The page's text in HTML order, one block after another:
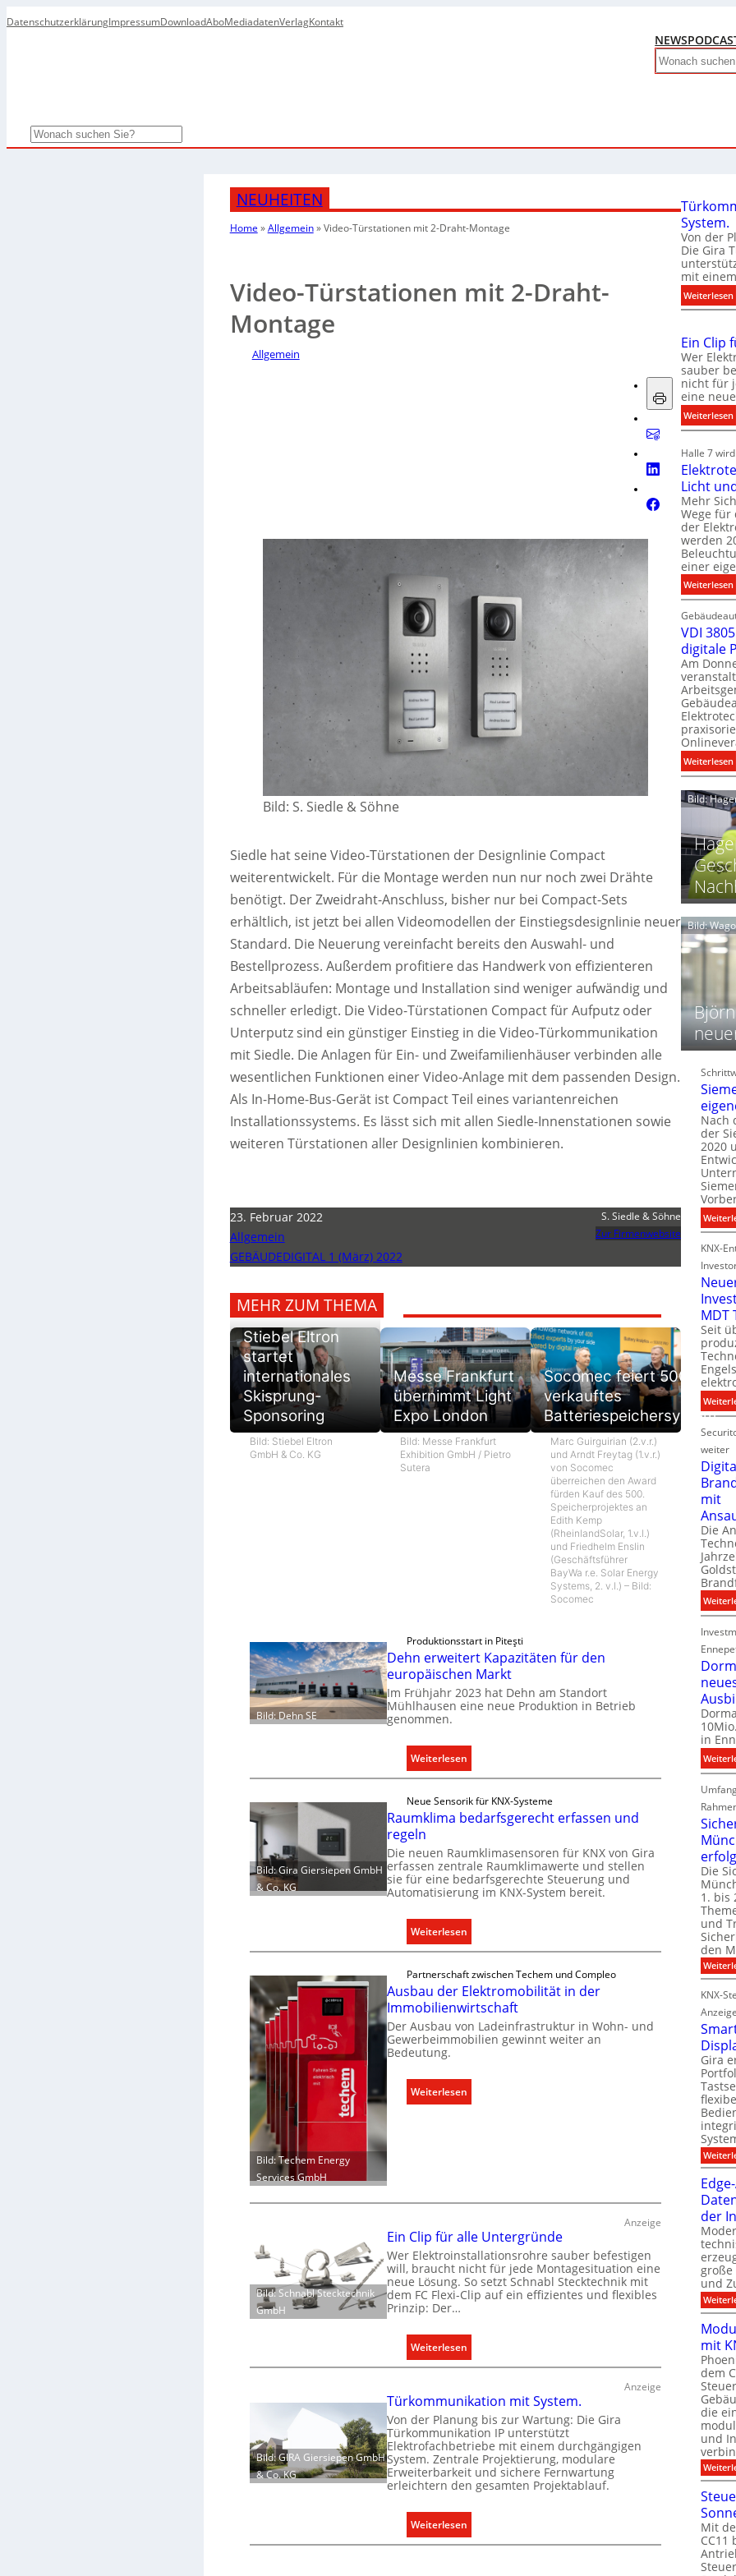
DatenschutzerklärungImpressumDownloadAboMediadatenVerlagKontakt
NEWS
Search
Search
NEUHEITEN
Home »Allgemein»Video-Türstationen mit 2-Draht-Montage
Video-Türstationen mit 2-Draht-
Montage
Allgemein
Bild: S. Siedle & Söhne
Siedle hat seine Video-Türstationen der Designlinie Compact
weiterentwickelt. Für die Montage werden nun nur noch zwei Drähte
benötigt. Der Zweidraht-Anschluss, bisher nur bei Compact-Sets
erhältlich, ist jetzt bei allen Videomodellen der Einstiegsdesignlinie neuer
Standard. Die Neuerung vereinfacht bereits den Auswahl- und
Bestellprozess. Außerdem profitiere das Handwerk von effizienteren
Arbeitsabläufen: Montage und Installation sind weniger aufwändig und
schneller erledigt. Die Video-Türstationen Compact für Aufputz oder
Unterputz sind ein günstiger Einstieg in die Video-Türkommunikation
mit Siedle. Die Anlagen für Ein- und Zweifamilienhäuser verbinden alle
wesentlichen Funktionen einer Video-Anlage mit dem passenden Design.
Als In-Home-Bus-Gerät ist Compact Teil eines variantenreichen
Installationssystems. Es lässt sich mit allen Siedle-Innenstationen sowie
weiteren Türstationen aller Designlinien kombinieren.
23. Februar 2022
Allgemein
GEBÄUDEDIGITAL 1 (März) 2022
S. Siedle & Söhne
Zur Firmenwebsite
MEHR ZUM THEMA
Stiebel Eltron
startet
internationales
Skisprung-
Sponsoring
Bild: Stiebel Eltron
GmbH & Co. KG
Messe Frankfurt
übernimmt Light
Expo London
Bild: Messe Frankfurt
Exhibition GmbH / Pietro
Sutera
Socomec feiert 500.
verkauftes
Batteriespeichersystem
Marc Guirguirian (2.v.r.)
und Arndt Freytag (1.v.r.)
von Socomec
überreichen den Award
fürden Kauf des 500.
Speicherprojektes an
Edith Kemp
(RheinlandSolar, 1.v.l.)
und Friedhelm Enslin
(Geschäftsführer
BayWa r.e. Solar Energy
Systems, 2. v.l.) – Bild:
Socomec
Bild: Dehn SE
Produktionsstart in Piteşti
Dehn erweitert Kapazitäten für den
europäischen Markt
Im Frühjahr 2023 hat Dehn am Standort
Mühlhausen eine neue Produktion in Betrieb
genommen.
Weiterlesen:
D
h
n
r
w
e
t
e
t
K
a
p
t
ü
d
e
n
e
o
p
i
c
h
e
n
a
Bild: Gira Giersiepen GmbH
& Co. KG
Neue Sensorik für KNX-Systeme
Raumklima bedarfsgerecht erfassen und
regeln
Die neuen Raumklimasensoren für KNX von Gira
erfassen zentrale Raumklimawerte und stellen
sie für eine bedarfsgerechte Steuerung und
Automatisierung im KNX-System bereit.
Weiterlesen:
R
u
m
k
l
b
s
e
r
e
c
e
r
a
s
e
n
u
r
Bild: Techem Energy
Services GmbH
Partnerschaft zwischen Techem und Compleo
Ausbau der Elektromobilität in der
Immobilienwirtschaft
Der Ausbau von Ladeinfrastruktur in Wohn- und
Gewerbeimmobilien gewinnt weiter an
Bedeutung.
Weiterlesen:
A
e
r
E
l
e
t
r
o
o
b
i
l
i
t
t
i
Anzeige
Bild: Schnabl Stecktechnik
GmbH
Ein Clip für alle Untergründe
Wer Elektroinstallationsrohre sauber befestigen
will, braucht nicht für jede Montagesituation eine
neue Lösung. So setzt Schnabl Stecktechnik mit
dem FC Flexi-Clip auf ein effizientes und flexibles
Prinzip: Der…
Weiterlesen:
E
n
C
l
i
p
f
a
Anzeige
Bild: GIRA Giersiepen GmbH
& Co. KG
Türkommunikation mit System.
Von der Planung bis zur Wartung: Die Gira
Türkommunikation IP unterstützt
Elektrofachbetriebe mit einem durchgängigen
System. Zentrale Projektierung, modulare
Erweiterbarkeit und sichere Fernwartung
erleichtern den gesamten Projektablauf.
Weiterlesen:
T
System.
Von der
Die Gira
mit
Weiterlesen:
r
u
i
k
t
i
i
t
s
t
.
Ein Clip
Wer
sauber
nicht für
eine
Weiterlesen:
l
i
f
r
a
l
l
e
t
e
r
r
ü
Halle 7
Licht
Mehr
Wege für
der
werden
einer
Weiterlesen:
l
e
k
t
r
t
c
n
2
c
h
t
l
e
c
t
g
s
t
c
i
k
VDI
digitale
Am
Weiterlesen:
I
0
5
l
s
s
e
f
r
i
g
i
t
l
P
d
t
a
t
Bild:
Bild:
Nach
der
2020
KNX-
MDT
Seit
weiter
mit
Die
in
Die
1. bis
und
den
KNX-
Anzeige
Gira
der
große
und
mit
dem
die
und
Mit
CC11